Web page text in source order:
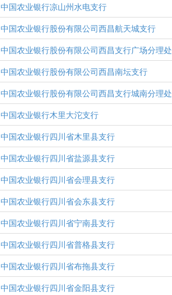
中国农业银行凉山州水电支行
中国农业银行股份有限公司西昌航天城支行
中国农业银行股份有限公司西昌支行广场分理处
中国农业银行股份有限公司西昌南坛支行
中国农业银行股份有限公司西昌支行城南分理处
中国农业银行木里大沱支行
中国农业银行四川省木里县支行
中国农业银行四川省盐源县支行
中国农业银行四川省会理县支行
中国农业银行四川省会东县支行
中国农业银行四川省宁南县支行
中国农业银行四川省普格县支行
中国农业银行四川省布拖县支行
中国农业银行四川省金阳县支行